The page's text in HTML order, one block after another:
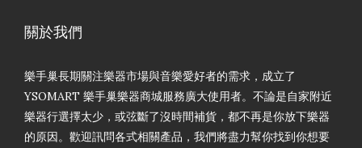
關於我們
樂手巢長期關注樂器市場與音樂愛好者的需求，成立了
YSOMART 樂手巢樂器商城服務廣大使用者。不論是自家附近
樂器行選擇太少，或弦斷了沒時間補貨，都不再是你放下樂器
的原因。歡迎訊問各式相關產品，我們將盡力幫你找到你想要